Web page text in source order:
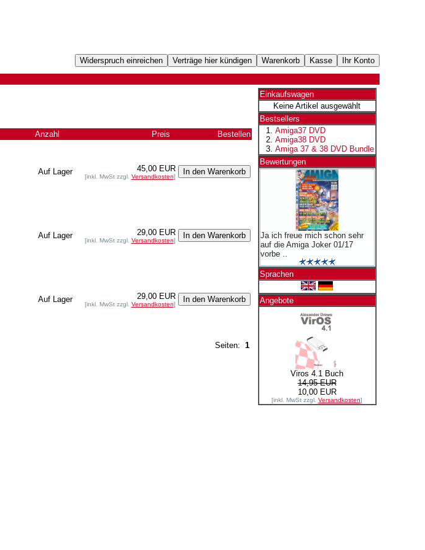
Anzahl Preis Bestellen
Auf Lager 45,00 EUR
[inkl. MwSt zzgl. Versandkosten]
Auf Lager 29,00 EUR
[inkl. MwSt zzgl. Versandkosten]
Auf Lager 29,00 EUR
[inkl. MwSt zzgl. Versandkosten]
Seiten: 1
Einkaufswagen
Keine Artikel ausgewählt
Bestsellers
Amiga37 DVD
Amiga38 DVD
Amiga 37 & 38 DVD Bundle
Bewertungen
Ja ich freue mich schon sehr
auf die Amiga Joker 01/17
vorbe ..
Sprachen
Angebote
Viros 4.1 Buch
14,95 EUR
10,00 EUR
[inkl. MwSt zzgl. Versandkosten]